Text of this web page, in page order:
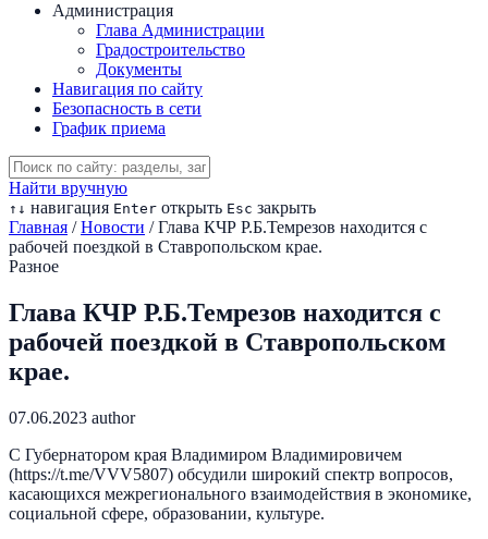
Администрация
Глава Администрации
Градостроительство
Документы
Навигация по сайту
Безопасность в сети
График приема
Найти вручную
↑ ↓ навигация Enter открыть Esc закрыть
Главная / Новости / Глава КЧР Р.Б.Темрезов находится с
рабочей поездкой в Ставропольском крае.
Разное
Глава КЧР Р.Б.Темрезов находится с
рабочей поездкой в Ставропольском
крае.
07.06.2023 author
С Губернатором края Владимиром Владимировичем
(https://t.me/VVV5807) обсудили широкий спектр вопросов,
касающихся межрегионального взаимодействия в экономике,
социальной сфере, образовании, культуре.